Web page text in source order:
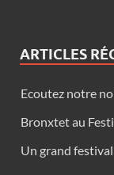
ARTICLES
Ecoutez notre
Bronxtet au
Un grand